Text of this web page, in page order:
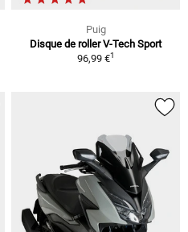
Puig
Disque de roller V-Tech Sport
96,99 €1